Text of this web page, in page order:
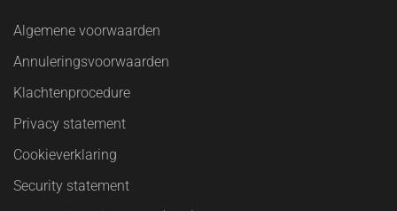
Algemene voorwaarden
Annuleringsvoorwaarden
Klachtenprocedure
Privacy statement
Cookieverklaring
Security statement